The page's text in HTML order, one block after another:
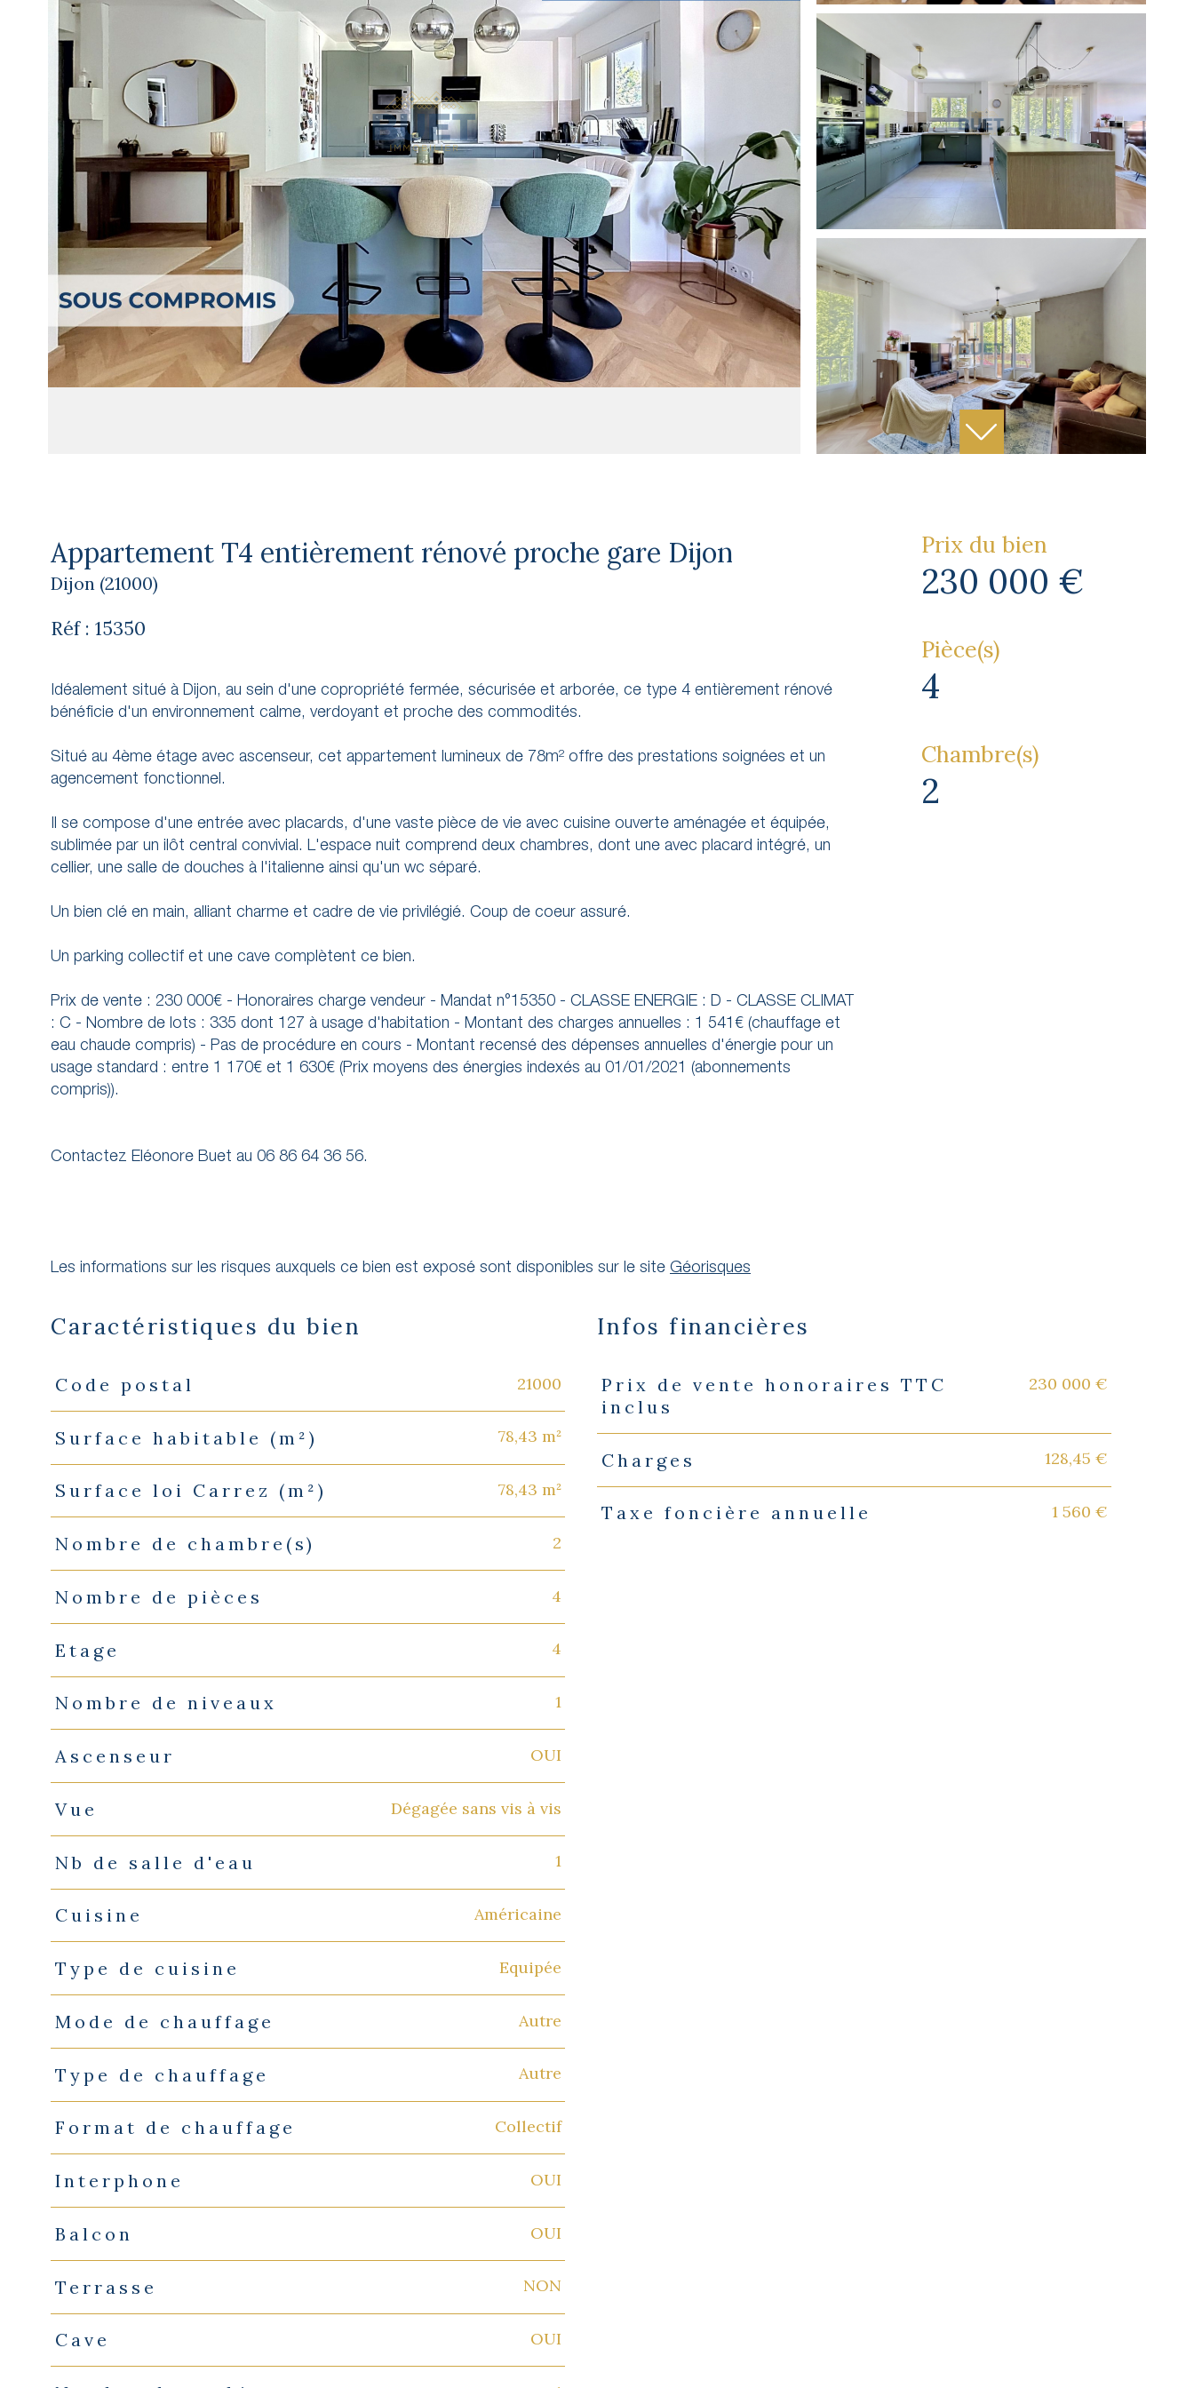
Appartement T4 entièrement rénové proche gare Dijon
Dijon (21000)
Réf : 15350
Idéalement situé à Dijon, au sein d'une copropriété fermée, sécurisée et arborée, ce type 4 entièrement rénové
bénéficie d'un environnement calme, verdoyant et proche des commodités.
Situé au 4ème étage avec ascenseur, cet appartement lumineux de 78m² offre des prestations soignées et un
agencement fonctionnel.
Il se compose d'une entrée avec placards, d'une vaste pièce de vie avec cuisine ouverte aménagée et équipée,
sublimée par un ilôt central convivial. L'espace nuit comprend deux chambres, dont une avec placard intégré, un
cellier, une salle de douches à l'italienne ainsi qu'un wc séparé.
Un bien clé en main, alliant charme et cadre de vie privilégié. Coup de coeur assuré.
Un parking collectif et une cave complètent ce bien.
Prix de vente : 230 000€ - Honoraires charge vendeur - Mandat n°15350 - CLASSE ENERGIE : D - CLASSE CLIMAT
: C - Nombre de lots : 335 dont 127 à usage d'habitation - Montant des charges annuelles : 1 541€ (chauffage et
eau chaude compris) - Pas de procédure en cours - Montant recensé des dépenses annuelles d'énergie pour un
usage standard : entre 1 170€ et 1 630€ (Prix moyens des énergies indexés au 01/01/2021 (abonnements
compris)).
Contactez Eléonore Buet au 06 86 64 36 56.
Les informations sur les risques auxquels ce bien est exposé sont disponibles sur le site Géorisques
Prix du bien
230 000 €
Pièce(s)
4
Chambre(s)
2
Caractéristiques du bien
Caractéristiques Valeurs
Code postal 21000
Surface habitable (m²) 78,43 m²
Surface loi Carrez (m²) 78,43 m²
Nombre de chambre(s) 2
Nombre de pièces 4
Etage 4
Nombre de niveaux 1
Ascenseur OUI
Vue Dégagée sans vis à vis
Nb de salle d'eau 1
Cuisine Américaine
Type de cuisine Equipée
Mode de chauffage Autre
Type de chauffage Autre
Format de chauffage Collectif
Interphone OUI
Balcon OUI
Terrasse NON
Cave OUI
Infos financières
Caractéristiques Valeurs
Prix de vente honoraires TTC
inclus
230 000 €
Charges 128,45 €
Taxe foncière annuelle 1 560 €